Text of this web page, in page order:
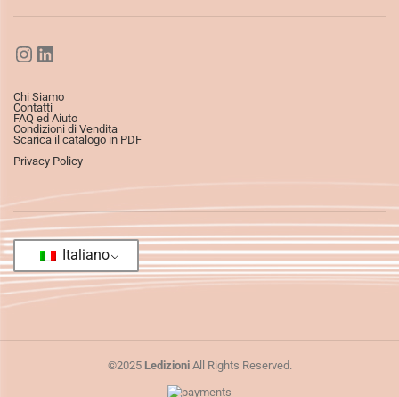
Chi Siamo
Contatti
FAQ ed Aiuto
Condizioni di Vendita
Scarica il catalogo in PDF
Privacy Policy
Italiano
©2025 LedizioniAll Rights Reserved.